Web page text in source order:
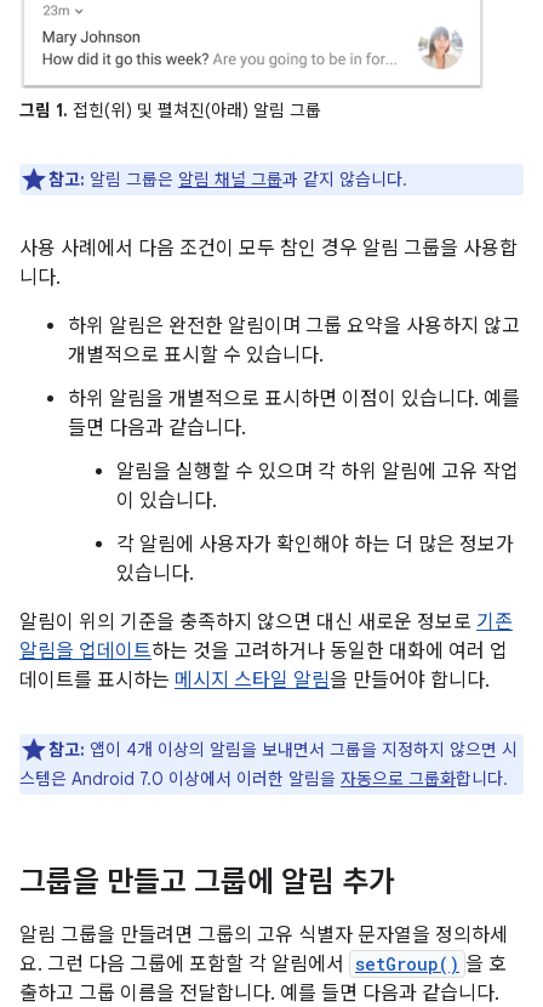
그림 1. 접힌(위) 및 펼쳐진(아래) 알림 그룹
참고: 알림 그룹은 알림 채널 그룹과 같지 않습니다.
사용 사례에서 다음 조건이 모두 참인 경우 알림 그룹을 사용합
니다.
하위 알림은 완전한 알림이며 그룹 요약을 사용하지 않고
개별적으로 표시할 수 있습니다.
하위 알림을 개별적으로 표시하면 이점이 있습니다. 예를
들면 다음과 같습니다.
알림을 실행할 수 있으며 각 하위 알림에 고유 작업
이 있습니다.
각 알림에 사용자가 확인해야 하는 더 많은 정보가
있습니다.
알림이 위의 기준을 충족하지 않으면 대신 새로운 정보로 기존
알림을 업데이트하는 것을 고려하거나 동일한 대화에 여러 업
데이트를 표시하는 메시지 스타일 알림을 만들어야 합니다.
참고: 앱이 4개 이상의 알림을 보내면서 그룹을 지정하지 않으면 시
스템은 Android 7.0 이상에서 이러한 알림을 자동으로 그룹화합니다.
그룹을 만들고 그룹에 알림 추가
알림 그룹을 만들려면 그룹의 고유 식별자 문자열을 정의하세
요. 그런 다음 그룹에 포함할 각 알림에서
setGroup() 을 호
출하고 그룹 이름을 전달합니다. 예를 들면 다음과 같습니다.